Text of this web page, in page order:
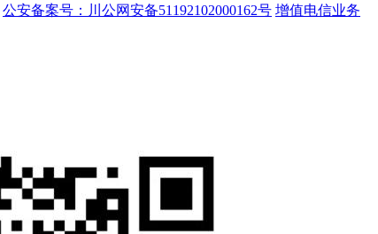
公安备案号：川公网安备51192102000162号 增值电信业务